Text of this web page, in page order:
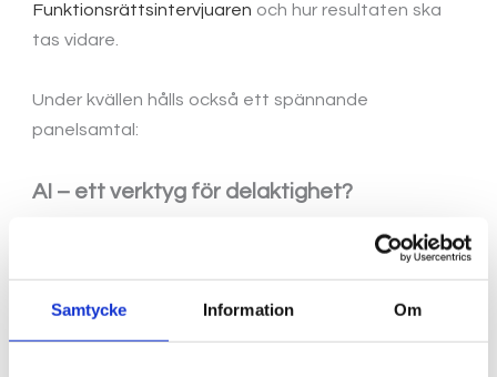
Samtycke Information Om
Funktionsrättsintervjuaren och hur resultaten ska
tas vidare.
Under kvällen hålls också ett spännande
panelsamtal:
AI – ett verktyg för delaktighet?
Emma Åstrand,
projektledare STIL, som har
föreläst för Spotify om ChatGPT